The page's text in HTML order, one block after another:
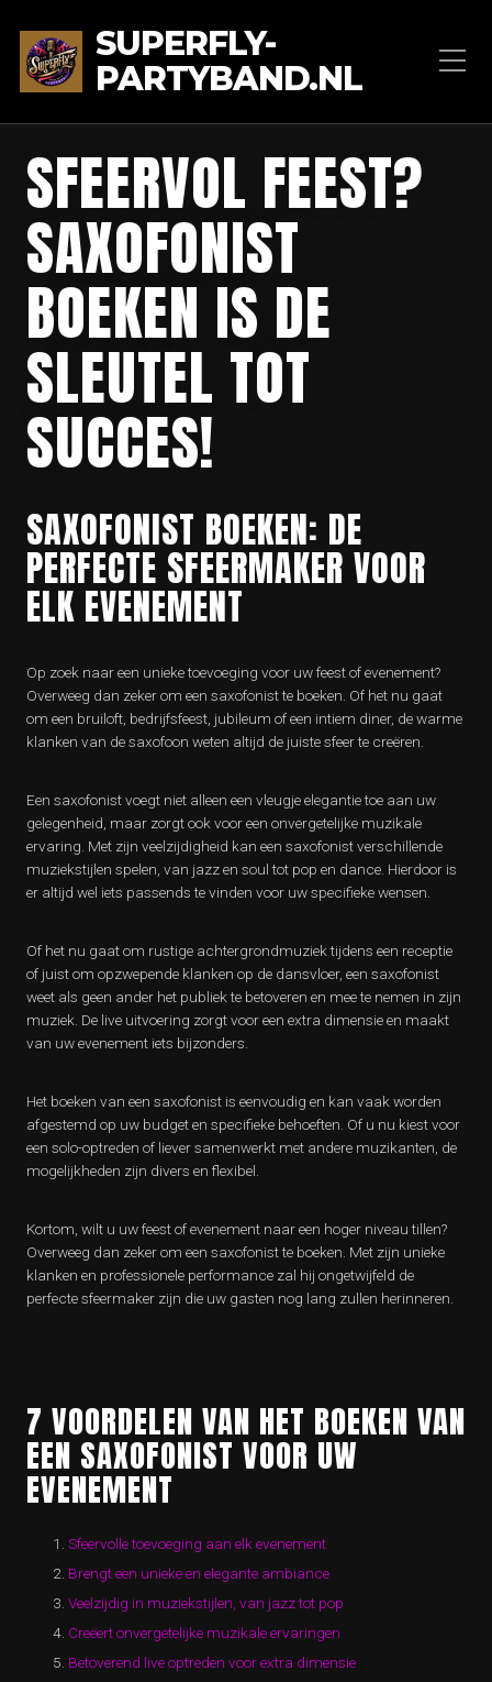
SUPERFLY-
PARTYBAND.NL
SFEERVOL FEEST?
SAXOFONIST
BOEKEN IS DE
SLEUTEL TOT
SUCCES!
SAXOFONIST BOEKEN: DE
PERFECTE SFEERMAKER VOOR
ELK EVENEMENT
Op zoek naar een unieke toevoeging voor uw feest of evenement?
Overweeg dan zeker om een saxofonist te boeken. Of het nu gaat
om een bruiloft, bedrijfsfeest, jubileum of een intiem diner, de warme
klanken van de saxofoon weten altijd de juiste sfeer te creëren.
Een saxofonist voegt niet alleen een vleugje elegantie toe aan uw
gelegenheid, maar zorgt ook voor een onvergetelijke muzikale
ervaring. Met zijn veelzijdigheid kan een saxofonist verschillende
muziekstijlen spelen, van jazz en soul tot pop en dance. Hierdoor is
er altijd wel iets passends te vinden voor uw specifieke wensen.
Of het nu gaat om rustige achtergrondmuziek tijdens een receptie
of juist om opzwepende klanken op de dansvloer, een saxofonist
weet als geen ander het publiek te betoveren en mee te nemen in zijn
muziek. De live uitvoering zorgt voor een extra dimensie en maakt
van uw evenement iets bijzonders.
Het boeken van een saxofonist is eenvoudig en kan vaak worden
afgestemd op uw budget en specifieke behoeften. Of u nu kiest voor
een solo-optreden of liever samenwerkt met andere muzikanten, de
mogelijkheden zijn divers en flexibel.
Kortom, wilt u uw feest of evenement naar een hoger niveau tillen?
Overweeg dan zeker om een saxofonist te boeken. Met zijn unieke
klanken en professionele performance zal hij ongetwijfeld de
perfecte sfeermaker zijn die uw gasten nog lang zullen herinneren.
7 VOORDELEN VAN HET BOEKEN VAN
EEN SAXOFONIST VOOR UW
EVENEMENT
Sfeervolle toevoeging aan elk evenement
Brengt een unieke en elegante ambiance
Veelzijdig in muziekstijlen, van jazz tot pop
Creëert onvergetelijke muzikale ervaringen
Betoverend live optreden voor extra dimensie